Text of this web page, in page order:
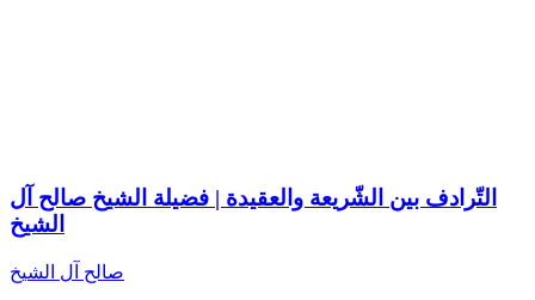
التّرادف بين الشّريعة والعقيدة | فضيلة الشيخ صالح آل
الشيخ
صالح آل الشيخ